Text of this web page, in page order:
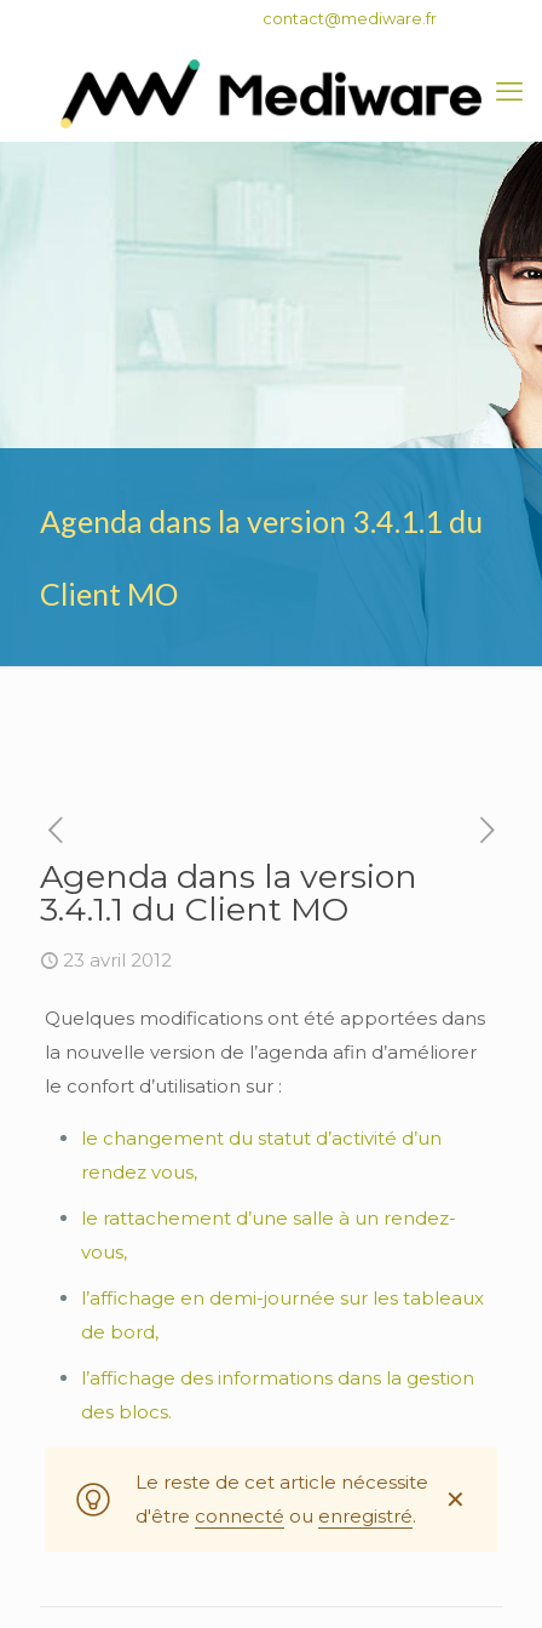
contact@mediware.fr
Agenda dans la version 3.4.1.1 du
Client MO
Agenda dans la version
3.4.1.1 du Client MO
23 avril 2012
Quelques modifications ont été apportées dans
la nouvelle version de l’agenda afin d’améliorer
le confort d’utilisation sur :
le changement du statut d’activité d’un
rendez vous,
le rattachement d’une salle à un rendez-
vous,
l’affichage en demi-journée sur les tableaux
de bord,
l’affichage des informations dans la gestion
des blocs.
Le reste de cet article nécessite
d'être connecté ou enregistré.
✕